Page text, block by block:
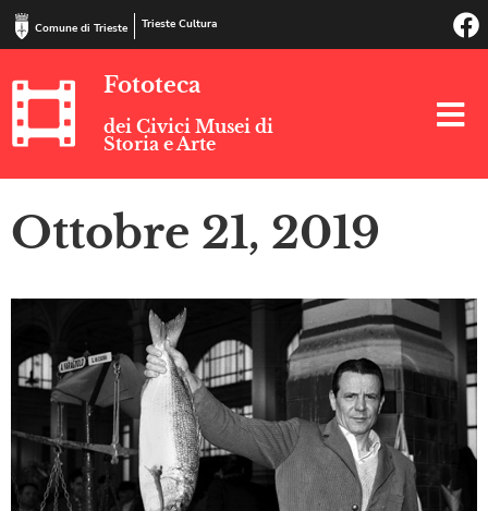
Comune di Trieste Trieste Cultura
Fototeca
dei Civici Musei di
Storia e Arte
Ottobre 21, 2019